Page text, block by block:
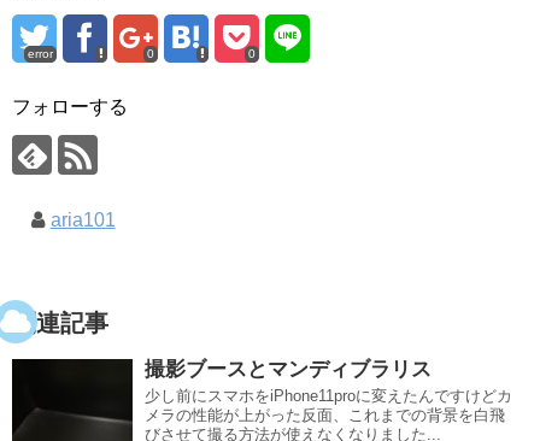
error 0 0
フォローする
aria101
関連記事
撮影ブースとマンディブラリス
少し前にスマホをiPhone11proに変えたんですけどカ
メラの性能が上がった反面、これまでの背景を白飛
びさせて撮る方法が使えなくなりました...